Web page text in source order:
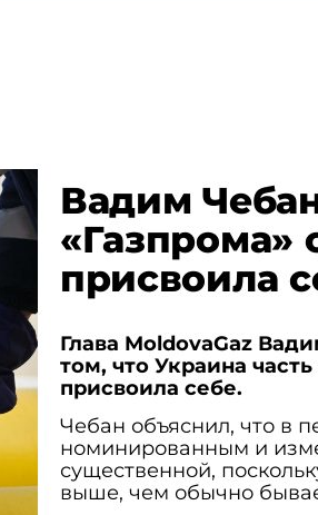
Вадим
«Газпрома»
присвоила
Глава MoldovaGaz
том, что Украина
присвоила себе.
Чебан объяснил, что в
номинированным и
существенной,
выше, чем обычно